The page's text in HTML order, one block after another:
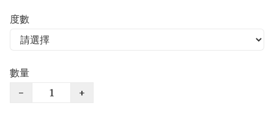
度數
數量
−
+